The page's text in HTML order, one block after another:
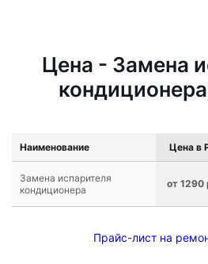
Цена - Замена
Наименование Цена в
Замена испарителя
кондиционера
от 1290
Прайс-лист на